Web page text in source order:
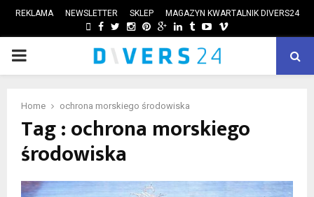
REKLAMA NEWSLETTER SKLEP MAGAZYN KWARTALNIK DIVERS24
FACEBOOK
TWITTER
INSTAGRAM
PINTEREST
GOOGLE
LINKEDIN
TUMBLRYOUTUBE
VIMEO
PRIMARY
Home ochrona morskiego środowiska
Tag : ochrona morskiego
środowiska